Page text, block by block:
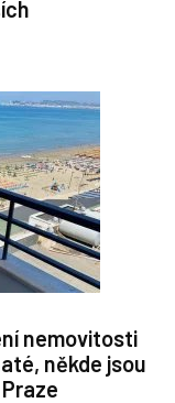
nemovitosti
někde jsou